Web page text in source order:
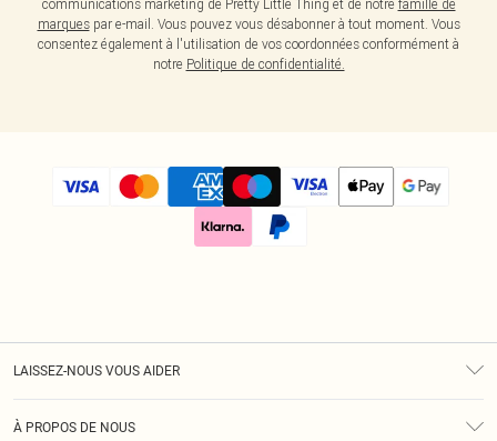
communications marketing de Pretty Little Thing et de notre famille de
marquespar e-mail. Vous pouvez vous désabonner à tout moment. Vous
consentez également à l'utilisation de vos coordonnées conformément à
notre Politique de confidentialité.
LAISSEZ-NOUS VOUS AIDER
À PROPOS DE NOUS